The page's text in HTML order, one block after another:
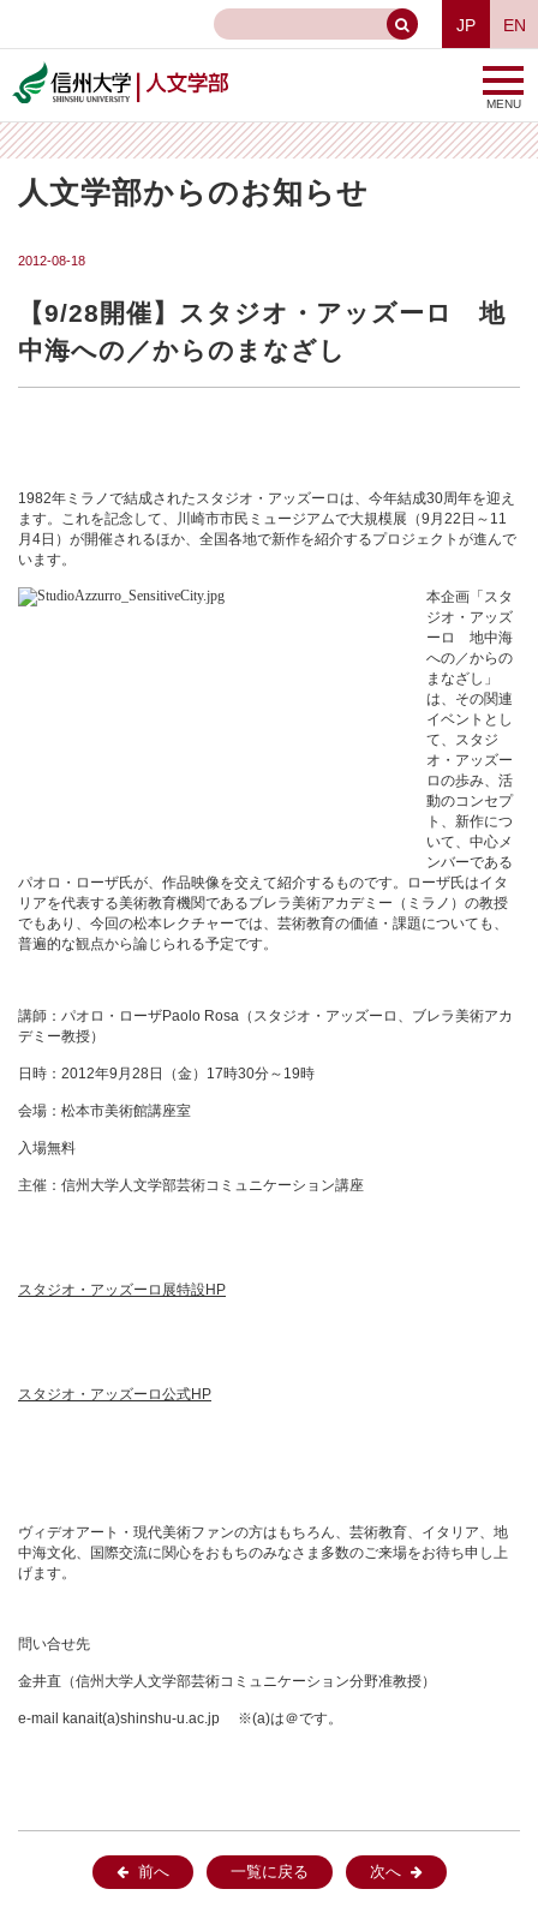
JP EN
MENU
人文学部からのお知らせ
2012-08-18
【9/28開催】スタジオ・アッズーロ 地
中海への／からのまなざし
1982年ミラノで結成されたスタジオ・アッズーロは、 今年結成30周年を迎え
ます。これを記念して、川崎市市民ミュージアムで大規模展（9 月 22 日～ 11
月 4日）が開催されるほか、全国各地で新作を紹介するプロジェクトが進んで
います。
本企画「スタ
ジオ・アッズ
ーロ 地中海
への／からの
まなざし」
は、その関連
イベントとし
て、スタジ
オ・アッズー
ロの歩み、活
動のコンセプ
ト、新作につ
いて、中心メ
ンバーである
パオロ・ローザ氏が、作品映像を交えて紹介するものです。ローザ氏はイタ
リアを代表する美術教育機関であるブレラ美術アカデミー（ミラノ）の教授
でもあり、今回の松本レクチャーでは、芸術教育の価値・課題についても、
普遍的な観点から論じられる予定です。
講師：パオロ・ローザPaolo Rosa （スタジオ・アッズーロ、ブレラ美術アカ
デミー教授）
日時： 2012年9 月 28日（金） 17時30分～ 19時
会場：松本市美術館講座室
入場無料
主催：信州大学人文学部芸術コミュニケーション講座
スタジオ・アッズーロ展特設 HP
スタジオ・アッズーロ公式HP
ヴィデオアート・現代美術ファンの方はもちろん、芸術教育、イタリア、地
中海文化、国際交流に関心をおもちのみなさま多数のご来場をお待ち申し上
げます。
問い合せ先
金井直（信州大学人文学部芸術コミュニケーション分野准教授）
e-mail kanait(a)shinshu-u.ac.jp ※(a)は＠です。
前へ 一覧に戻る 次へ